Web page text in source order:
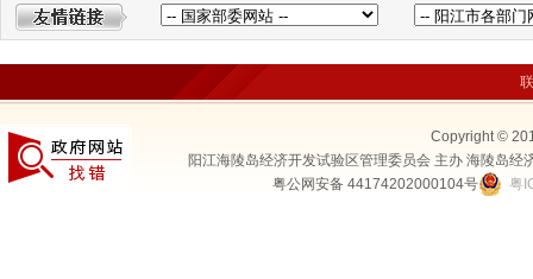
Copyright ©
阳江海陵岛经济开发试验区管理委员会 主办 海陵岛
粤公网安备 44174202000104号
粤